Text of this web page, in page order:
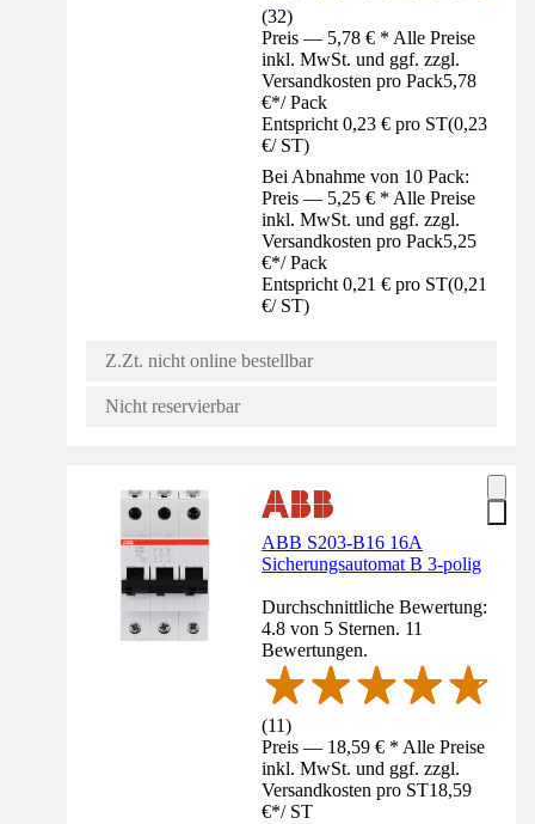
(32)
Preis — 5,78 € * Alle Preise
inkl. MwSt. und ggf. zzgl.
Versandkosten pro Pack5,78
€*/ Pack
Entspricht 0,23 € pro ST(0,23
€/ ST)
Bei Abnahme von 10 Pack:
Preis — 5,25 € * Alle Preise
inkl. MwSt. und ggf. zzgl.
Versandkosten pro Pack5,25
€*/ Pack
Entspricht 0,21 € pro ST(0,21
€/ ST)
Z.Zt. nicht online bestellbar
Nicht reservierbar
ABB S203-B16 16A
Sicherungsautomat B 3-polig
Durchschnittliche Bewertung:
4.8 von 5 Sternen. 11
Bewertungen.
(11)
Preis — 18,59 € * Alle Preise
inkl. MwSt. und ggf. zzgl.
Versandkosten pro ST18,59
€*/ ST